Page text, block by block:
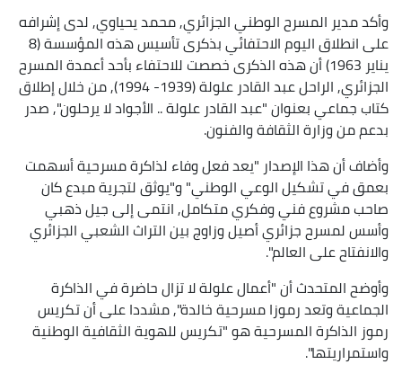
وأكد مدير المسرح الوطني الجزائري, محمد يحياوي, لدى إشرافه
على انطلاق اليوم الاحتفائي بذكرى تأسيس هذه المؤسسة (8
يناير 1963) أن هذه الذكرى خصصت للاحتفاء بأحد أعمدة المسرح
الجزائري, الراحل عبد القادر علولة (1939- 1994), من خلال إطلاق
كتاب جماعي بعنوان "عبد القادر علولة .. الأجواد لا يرحلون", صدر
بدعم من وزارة الثقافة والفنون.
وأضاف أن هذا الإصدار "يعد فعل وفاء لذاكرة مسرحية أسهمت
بعمق في تشكيل الوعي الوطني" و"يوثق لتجرية مبدع كان
صاحب مشروع فني وفكري متكامل, انتمى إلى جيل ذهبي
وأسس لمسرح جزائري أصيل وزاوج بين التراث الشعبي الجزائري
والانفتاح على العالم".
وأوضح المتحدث أن "أعمال علولة لا تزال حاضرة في الذاكرة
الجماعية وتعد رموزا مسرحية خالدة", مشددا على أن تكريس
رموز الذاكرة المسرحية هو "تكريس للهوية الثقافية الوطنية
واستمراريتها".